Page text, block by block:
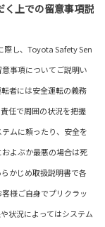
上での留意事項説
際し、Toyota Safety Sen
事項についてご説明い
者には安全運転の義務
任で周囲の状況を把握
ムに頼ったり、安全を
よぶか最悪の場合は死
かじめ取扱説明書で各
様ご自身でプリクラッ
状況によってはシステム